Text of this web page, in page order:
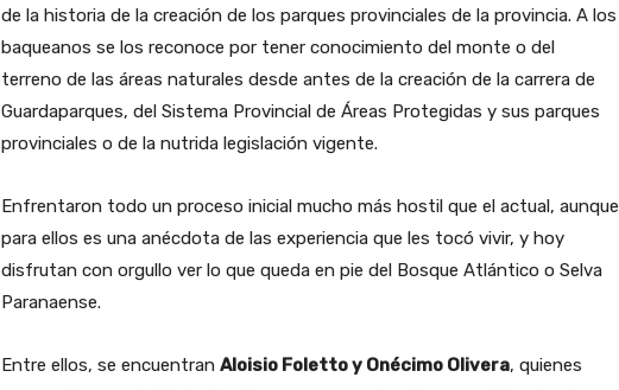
de la historia de la creación de los parques provinciales de la provincia. A los
baqueanos se los reconoce por tener conocimiento del monte o del
terreno de las áreas naturales desde antes de la creación de la carrera de
Guardaparques, del Sistema Provincial de Áreas Protegidas y sus parques
provinciales o de la nutrida legislación vigente.
Enfrentaron todo un proceso inicial mucho más hostil que el actual, aunque
para ellos es una anécdota de las experiencia que les tocó vivir, y hoy
disfrutan con orgullo ver lo que queda en pie del Bosque Atlántico o Selva
Paranaense.
Entre ellos, se encuentran Aloisio Foletto y Onécimo Olivera, quienes